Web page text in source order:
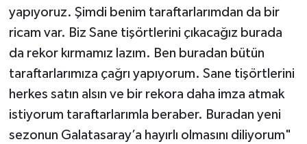
yapıyoruz. Şimdi benim taraftarlarımdan da bir
ricam var. Biz Sane tişörtlerini çıkacağız burada
da rekor kırmamız lazım. Ben buradan bütün
taraftarlarımıza çağrı yapıyorum. Sane tişörtlerini
herkes satın alsın ve bir rekora daha imza atmak
istiyorum taraftarlarımla beraber. Buradan yeni
sezonun Galatasaray’a hayırlı olmasını diliyorum"